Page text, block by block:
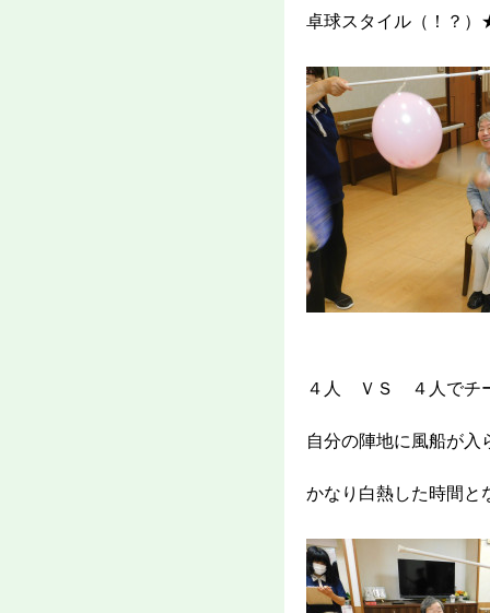
卓球スタイル（！？
４人 ＶＳ ４人でチ
自分の陣地に風船が入
かなり白熱した時間と